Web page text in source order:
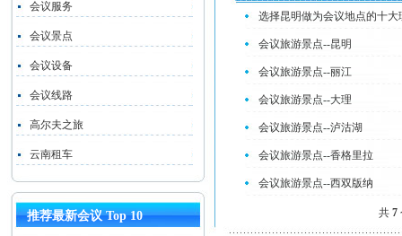
会议服务
会议景点
会议设备
会议线路
高尔夫之旅
云南租车
推荐最新会议 Top 10
选择昆明做为会议地点的十大
会议旅游景点--昆明
会议旅游景点--丽江
会议旅游景点--大理
会议旅游景点--泸沽湖
会议旅游景点--香格里拉
会议旅游景点--西双版纳
共 7